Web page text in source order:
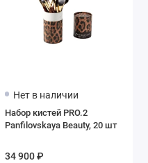
Нет в наличии
Набор кистей PRO.2
Panfilovskaya Beauty, 20 шт
34 900 ₽